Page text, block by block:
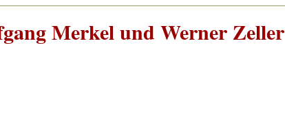
Merkel und Werner Zeller